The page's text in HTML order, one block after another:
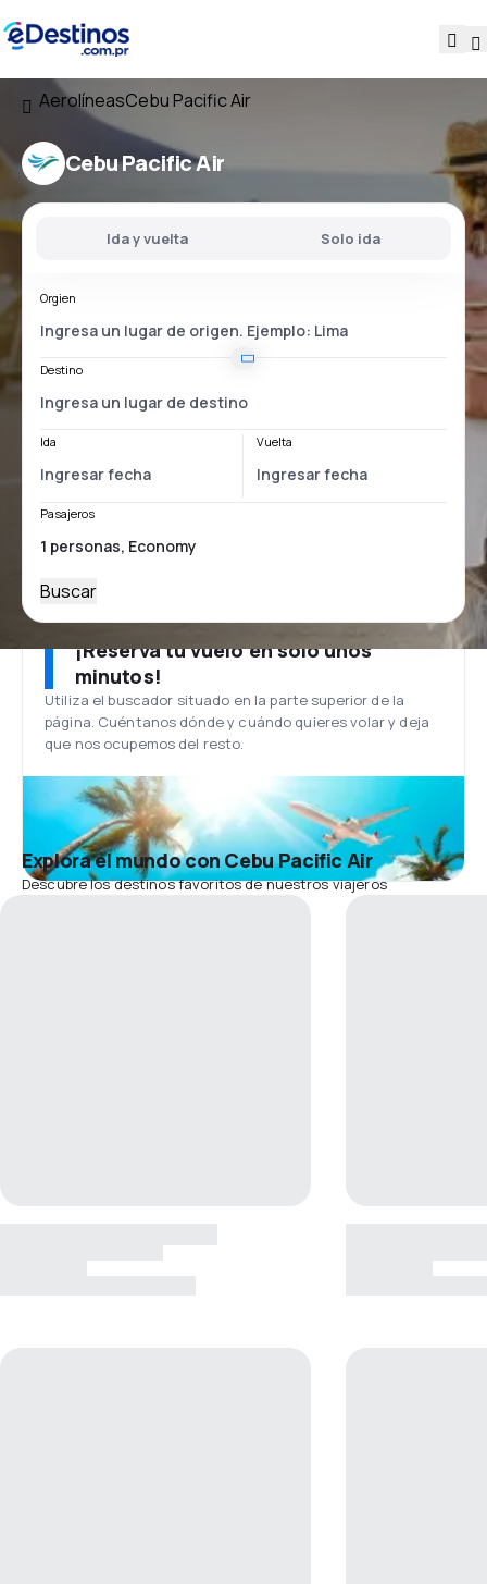
AerolíneasCebu Pacific Air
Cebu Pacific Air
Ida y vuelta Solo ida
Orgien
Destino
Ida Vuelta
Pasajeros
Buscar
¡Reserva tu vuelo en solo unos
minutos!
Utiliza el buscador situado en la parte superior de la
página. Cuéntanos dónde y cuándo quieres volar y deja
que nos ocupemos del resto.
Explora el mundo con Cebu Pacific Air
Descubre los destinos favoritos de nuestros viajeros